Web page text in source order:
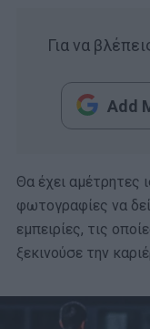
Για να
Add
Θα έχει αμέτρητες
φωτογραφίες να
εμπειρίες, τις
ξεκινούσε την